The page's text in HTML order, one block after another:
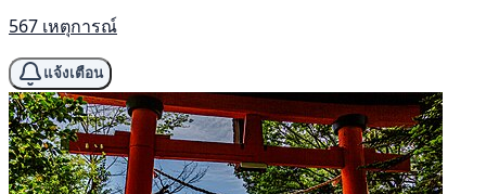
567 เหตุการณ์
แจ้งเตือน